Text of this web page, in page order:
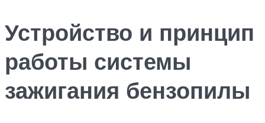
Устройство и принцип
работы системы
зажигания бензопилы